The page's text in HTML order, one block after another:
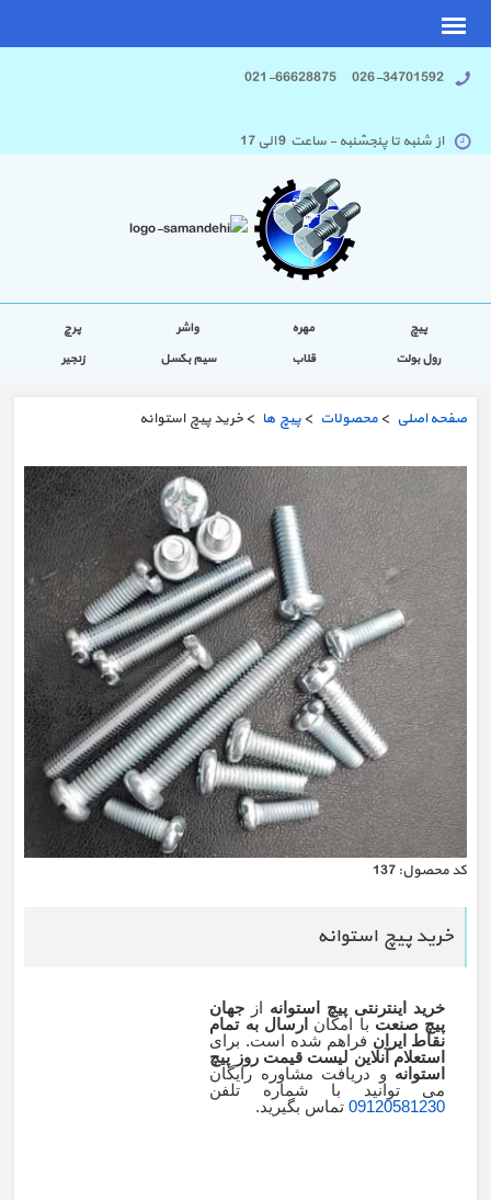
026-34701592 021-66628875
از شنبه تا پنجشنبه - ساعت 9 الی 17
پیچ مهره واشر
پرچ
رول بولت
قلاب سیم بکسل زنجیر
صفحه اصلی > محصولات > پیچ ها > خرید پیچ استوانه
كد محصول: 137
خرید پیچ استوانه
خرید اینترنتی پیچ استوانه از
جهان
پیچ صنعت با امکان
ارسال به تمام
نقاط ایران فراهم شده است. برای
استعلام آنلاین لیست قیمت روز پیچ
استوانه و دریافت مشاوره رایگان
می توانید با شماره تلفن
09120581230تماس بگیرید.